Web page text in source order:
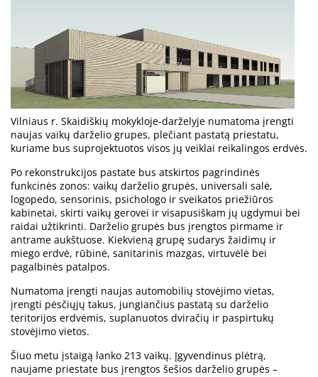
Vilniaus r. Skaidiškių mokykloje-darželyje numatoma įrengti
naujas vaikų darželio grupes, plečiant pastatą priestatu,
kuriame bus suprojektuotos visos jų veiklai reikalingos erdvės.
Po rekonstrukcijos pastate bus atskirtos pagrindinės
funkcinės zonos: vaikų darželio grupės, universali salė,
logopedo, sensorinis, psichologo ir sveikatos priežiūros
kabinetai, skirti vaikų gerovei ir visapusiškam jų ugdymui bei
raidai užtikrinti. Darželio grupės bus įrengtos pirmame ir
antrame aukštuose. Kiekvieną grupę sudarys žaidimų ir
miego erdvė, rūbinė, sanitarinis mazgas, virtuvėlė bei
pagalbinės patalpos.
Numatoma įrengti naujas automobilių stovėjimo vietas,
įrengti pėsčiųjų takus, jungiančius pastatą su darželio
teritorijos erdvėmis, suplanuotos dviračių ir paspirtukų
stovėjimo vietos.
Šiuo metu įstaigą lanko 213 vaikų. Įgyvendinus plėtrą,
naujame priestate bus įrengtos šešios darželio grupės –